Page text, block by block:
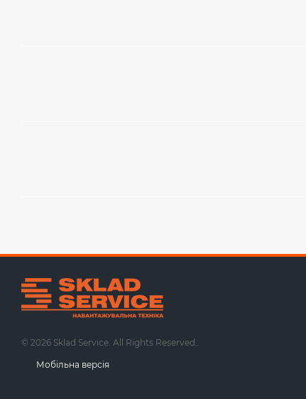
© 2026 Sklad Service. All Rights Reserved..
Мобільна версія